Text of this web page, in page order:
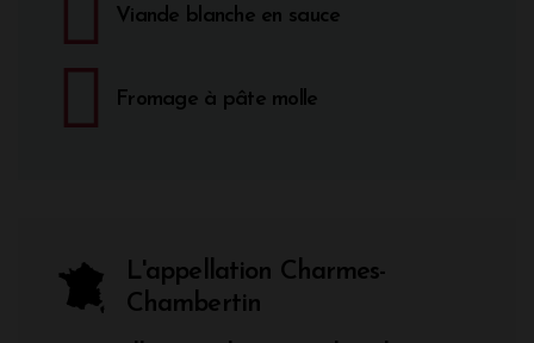
Viande blanche en sauce
Fromage à pâte molle
L'appellation Charmes-
Chambertin